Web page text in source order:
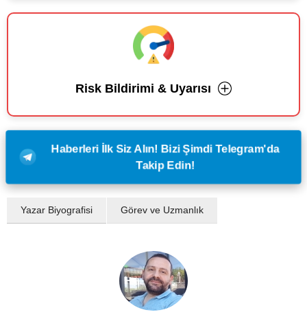
Risk Bildirimi & Uyarısı
Haberleri İlk Siz Alın! Bizi Şimdi Telegram'da
Takip Edin!
Yazar Biyografisi Görev ve Uzmanlık